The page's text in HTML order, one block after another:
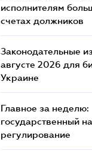
исполнителям
счетах должников
Законодательные
августе 2026 для
Украине
Главное за неделю:
государственный
регулирование